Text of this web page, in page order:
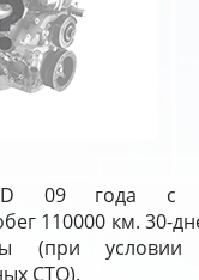
09 года с
110000 км. 30-
(при условии
СТО).